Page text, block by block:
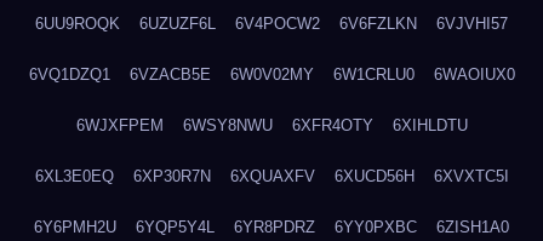
6UU9ROQK 6UZUZF6L 6V4POCW2 6V6FZLKN 6VJVHI57
6VQ1DZQ1 6VZACB5E 6W0V02MY 6W1CRLU0 6WAOIUX0
6WJXFPEM 6WSY8NWU 6XFR4OTY 6XIHLDTU
6XL3E0EQ 6XP30R7N 6XQUAXFV 6XUCD56H 6XVXTC5I
6Y6PMH2U 6YQP5Y4L 6YR8PDRZ 6YY0PXBC 6ZISH1A0